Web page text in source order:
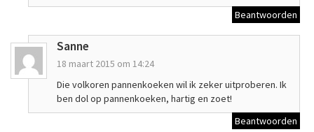
Beantwoorden
Sanne
18 maart 2015 om 14:24
Die volkoren pannenkoeken wil ik zeker uitproberen. Ik
ben dol op pannenkoeken, hartig en zoet!
Beantwoorden